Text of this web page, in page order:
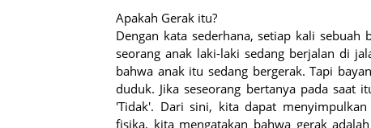
Apakah Gerak itu?
Dengan kata sederhana, setiap kali
seorang anak laki-laki sedang berjalan di
bahwa anak itu sedang bergerak. Tapi
duduk. Jika seseorang bertanya pada saat
'Tidak'. Dari sini, kita dapat
fisika, kita mengatakan bahwa gerak